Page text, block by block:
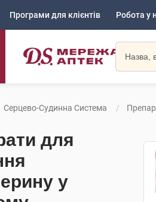
Програми для клієнтів Робота у
Серцево-Судинна Система
для
у